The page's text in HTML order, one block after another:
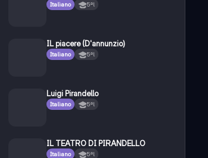
Italiano 5ªl
IL piacere (D'annunzio)
Italiano 5ªl
Luigi Pirandello
Italiano 5ªl
IL TEATRO DI PIRANDELLO
Italiano 5ªl